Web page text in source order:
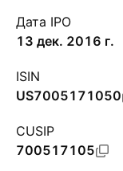
Дата IPO
13 дек. 2016 г.
ISIN
US7005171050
CUSIP
700517105